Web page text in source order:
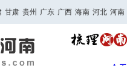
甘肃 贵州 广东 广西 海南 河北 河南